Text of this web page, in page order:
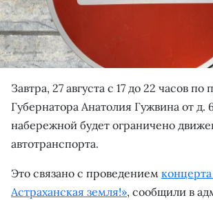
Завтра, 27 августа с 17 до 22 часов по
Губернатора Анатолия Гужвина от д.
набережной будет ограничено
автотранспорта.
Это связано с проведением
Астраханская земля!», сообщили в